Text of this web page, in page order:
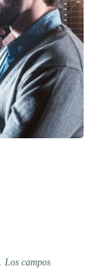
Los campos